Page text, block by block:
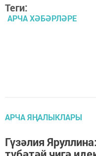
Теги:
АРЧА ХӘБӘРЛӘРЕ
АРЧА ЯҢАЛЫКЛАРЫ
Гүзәлия